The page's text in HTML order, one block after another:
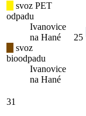
svoz PET
odpadu
Ivanovice
na Hané
svoz
bioodpadu
Ivanovice
na Hané
25
31